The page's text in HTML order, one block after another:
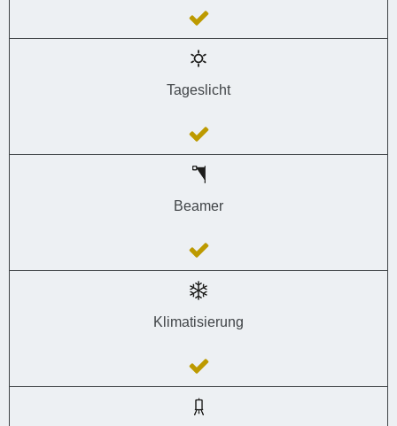
Tageslicht
Beamer
Klimatisierung